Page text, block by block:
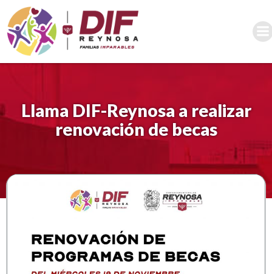
al
contenido
Llama DIF-Reynosa a realizar
renovación de becas